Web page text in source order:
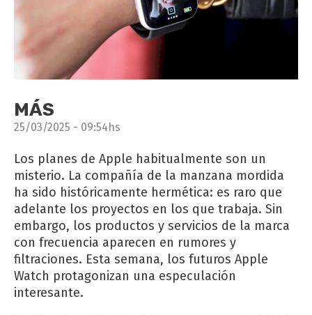
MÁS
25/03/2025 - 09:54hs
Los planes de Apple habitualmente son un
misterio. La compañía de la manzana mordida
ha sido históricamente hermética: es raro que
adelante los proyectos en los que trabaja. Sin
embargo, los productos y servicios de la marca
con frecuencia aparecen en rumores y
filtraciones. Esta semana, los futuros Apple
Watch protagonizan una especulación
interesante.